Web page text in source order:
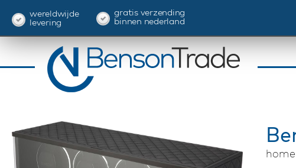
wereldwijde
levering
gratis verzending
binnen nederland
home